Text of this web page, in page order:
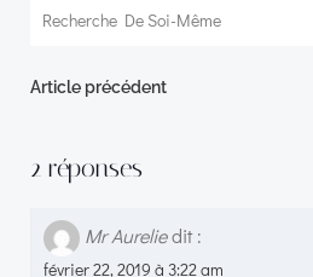
Recherche De Soi-Même
Navigation
de
l’article
Article précédent
2 réponses
Mr Aureliedit :
février 22, 2019 à 3:22 am